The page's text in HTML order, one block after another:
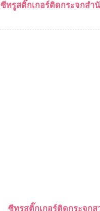
ซีทรูสติ๊กเกอร์ติดกระจกสำ
ซีทรูสติ๊กเกอร์ติดกระจกส